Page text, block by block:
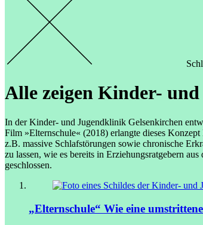
Alle zeigen Kinder- und
In der Kinder- und Jugendklinik Gelsenkirchen
Film »Elternschule« (2018) erlangte dieses
z.B. massive Schlafstörungen sowie chronische
zu lassen, wie es bereits in Erziehungsratgebern
geschlossen.
„Elternschule“ Wie eine